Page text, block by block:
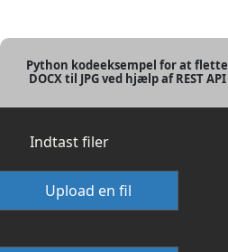
Python kodeeksempel for at flette
DOCX til JPG ved hjælp af REST API
Indtast filer
Upload en fil